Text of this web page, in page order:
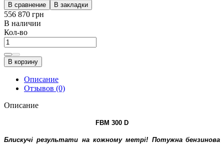
В сравнение В закладки
556 870 грн
В наличии
Кол-во
В корзину
Описание
Отзывов (0)
Описание
FBM 300 D
Блискучі результати на кожному метрі! Потужна бензинова